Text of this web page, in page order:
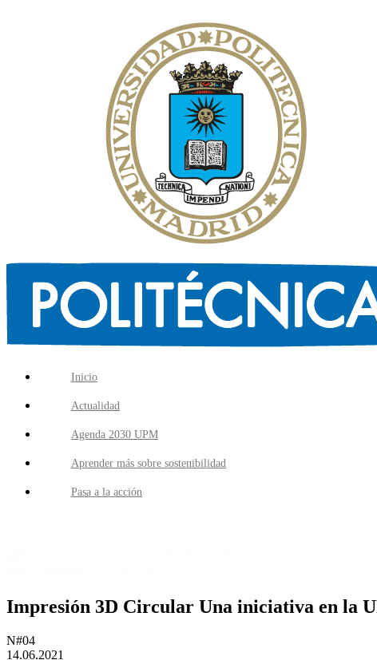
Inicio
Actualidad
Agenda 2030 UPM
Aprender más sobre sostenibilidad
Pasa a la acción
Impresión 3D Circular Una iniciativa en la
N#04
14.06.2021